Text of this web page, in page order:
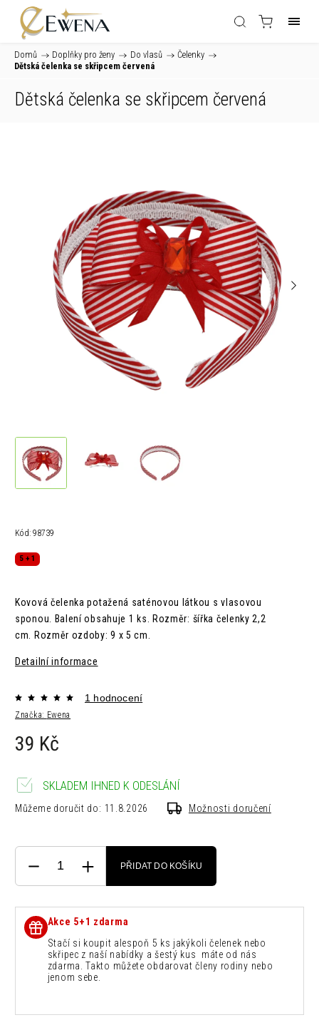
Domů / Doplňky pro ženy / Do vlasů / Čelenky /
Dětská čelenka se skřipcem červená
Dětská čelenka se skřipcem červená
Kód: 98739
5 + 1
Kovová čelenka potažená saténovou látkou s vlasovou
sponou. Balení obsahuje 1 ks. Rozměr: šířka čelenky 2,2
cm. Rozměr ozdoby: 9 x 5 cm.
Detailní informace
Značka: Ewena
1 hodnocení
39 Kč
SKLADEM IHNED K ODESLÁNÍ
Můžeme doručit do: 11.8.2026 Možnosti doručení
PŘIDAT DO KOŠÍKU
Akce 5+1 zdarma
Stačí si koupit alespoň 5 ks jakýkoli čelenek nebo
skřipec z naší nabídky a šestý kus máte od nás
zdarma. Takto můžete obdarovat členy rodiny nebo
jenom sebe.